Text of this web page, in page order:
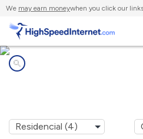
We may earn moneywhen you click our